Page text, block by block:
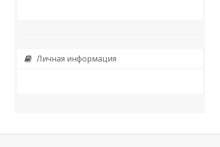
Личная информация